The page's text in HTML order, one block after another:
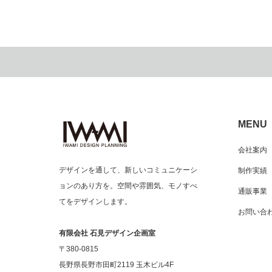
MENU
会社案内
制作実績
通販事業
お問い合
デザインを通して、新しいコミュニケーシ
ョンのあり方を。空間や雰囲気、モノすべ
てをデザインします。
有限会社 石見デザイン企画室
〒380-0815
長野県長野市田町2119 玉木ビル4F